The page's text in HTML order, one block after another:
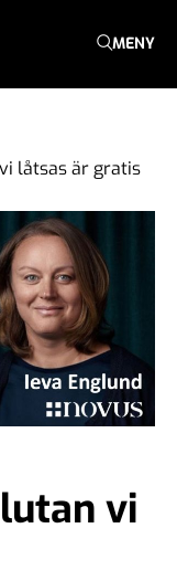
MENY
låtsas är gratis
vi